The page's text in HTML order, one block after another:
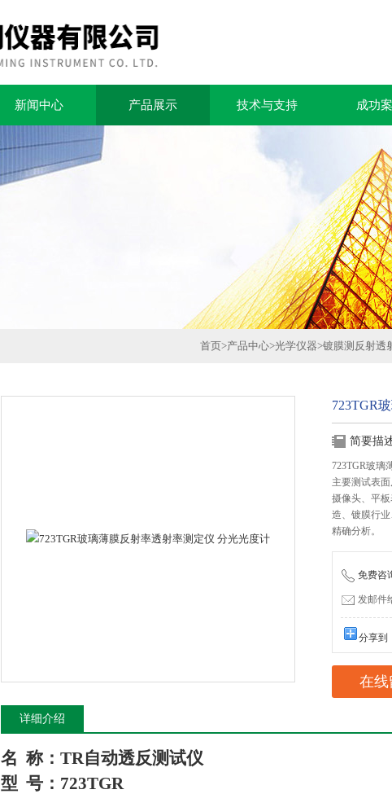
新闻中心 产品展示 技术与支持 成功
首页>产品中心>光学仪器>镀膜测反射透
723TGR
简要描
723TGR玻璃
主要测试表
摄像头、平
造、镀膜行
精确分析。
免费咨
发邮件
分享到
在线
详细介绍
名 称： TR自动透反测试仪
型 号：723TGR